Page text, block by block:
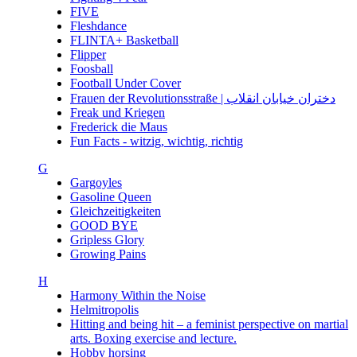
FIVE
Fleshdance
FLINTA+ Basketball
Flipper
Foosball
Football Under Cover
Frauen der Revolutionsstraße | دختران خیابان انقلاب
Freak und Kriegen
Frederick die Maus
Fun Facts - witzig, wichtig, richtig
G
Gargoyles
Gasoline Queen
Gleichzeitigkeiten
GOOD BYE
Gripless Glory
Growing Pains
H
Harmony Within the Noise
Helmitropolis
Hitting and being hit – a feminist perspective on martial
arts. Boxing exercise and lecture.
Hobby horsing